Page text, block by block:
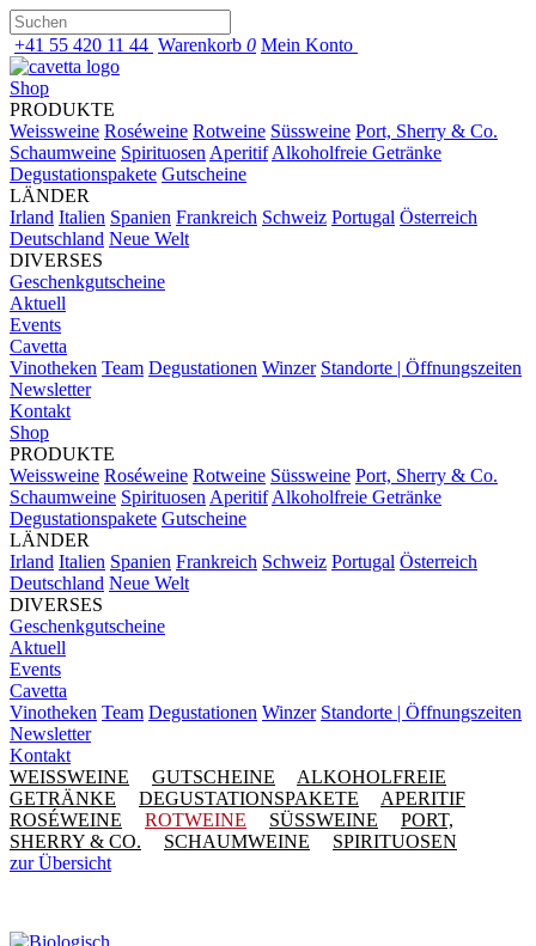
+41 55 420 11 44 Warenkorb 0 Mein Konto
Shop
PRODUKTE
Weissweine Roséweine Rotweine Süssweine Port, Sherry & Co.
Schaumweine Spirituosen Aperitif Alkoholfreie Getränke
Degustationspakete Gutscheine
LÄNDER
Irland Italien Spanien Frankreich Schweiz Portugal Österreich
Deutschland Neue Welt
DIVERSES
Geschenkgutscheine
Aktuell
Events
Cavetta
Vinotheken Team Degustationen Winzer Standorte | Öffnungszeiten
Newsletter
Kontakt
Shop
PRODUKTE
Weissweine Roséweine Rotweine Süssweine Port, Sherry & Co.
Schaumweine Spirituosen Aperitif Alkoholfreie Getränke
Degustationspakete Gutscheine
LÄNDER
Irland Italien Spanien Frankreich Schweiz Portugal Österreich
Deutschland Neue Welt
DIVERSES
Geschenkgutscheine
Aktuell
Events
Cavetta
Vinotheken Team Degustationen Winzer Standorte | Öffnungszeiten
Newsletter
Kontakt
WEISSWEINE
GUTSCHEINE
ALKOHOLFREIE
GETRÄNKE
DEGUSTATIONSPAKETE
APERITIF
ROSÉWEINE
ROTWEINE SÜSSWEINE
PORT,
SHERRY & CO.
SCHAUMWEINE
SPIRITUOSEN
zur Übersicht